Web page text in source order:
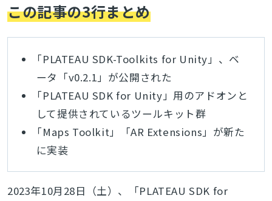
この記事の3行まとめ
「PLATEAU SDK-Toolkits for Unity」、ベ
ータ「v0.2.1」が公開された
「PLATEAU SDK for Unity」用のアドオンと
して提供されているツールキット群
「Maps Toolkit」「AR Extensions」が新た
に実装
2023年10月28日（土）、「PLATEAU SDK for